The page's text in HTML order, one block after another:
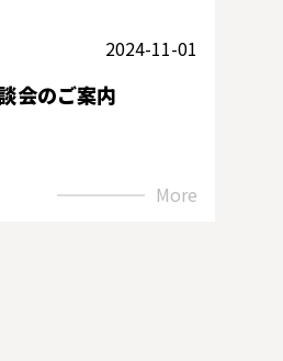
2024-11-01
会のご案内
More